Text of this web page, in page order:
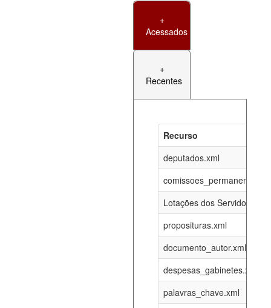
+
Acessados
+
Recentes
Recurso
deputados.xml
Lotações dos Servidores
proposituras.xml
documento_autor.xml
despesas_gabinetes.xml
palavras_chave.xml
documento_andamento_atual.xml
08-08-
funcionarios_lotacoes.xml
funcionarios_cargos.xml 12-05-
08-08-